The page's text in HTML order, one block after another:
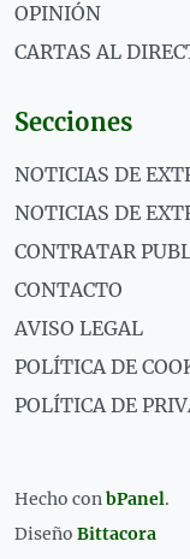
OPINIÓN
CARTAS AL
Secciones
NOTICIAS DE
NOTICIAS DE
CONTRATAR
CONTACTO
AVISO LEGAL
POLÍTICA DE
POLÍTICA DE
Hecho conbPanel.
Diseño Bittacora